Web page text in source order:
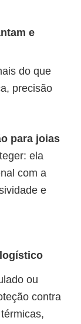
e
do que
precisão
para joias
ela
com a
e
ou
contra